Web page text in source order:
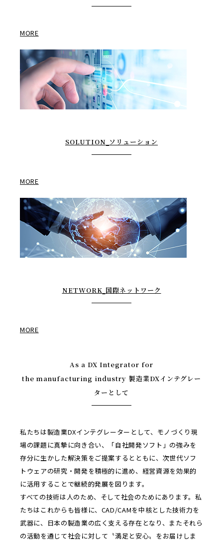
MORE
SOLUTION ソリューション
MORE
NETWORK 国際ネットワーク
MORE
As a DX Integrator for
the manufacturing industry 製造業DXインテグレー
ターとして
私たちは製造業DXインテグレーターとして、モノづくり現
場の課題に真摯に向き合い、「自社開発ソフト」の強みを
存分に生かした解決策をご提案するとともに、次世代ソフ
トウェアの研究・開発を積極的に進め、経営資源を効果的
に活用することで継続的発展を図ります。
すべての技術は人のため、そして社会のためにあります。私
たちはこれからも皆様に、CAD/CAMを中核とした技術力を
武器に、日本の製造業の広く支える存在となり、またそれら
の活動を通じて社会に対して〝満足と安心〟をお届けしま